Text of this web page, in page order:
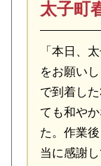
太子町
「本日、
をお願い
で到着し
ても和や
た。作業
当に感謝